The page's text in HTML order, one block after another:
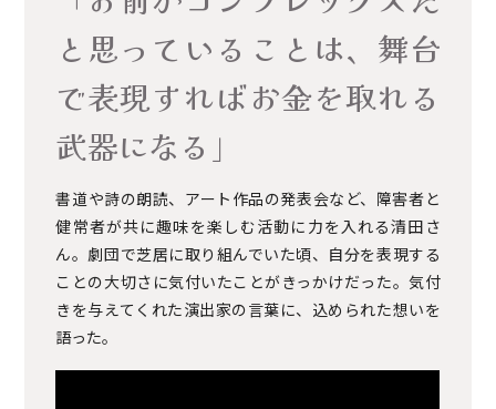
と思っていることは、舞台
で表現すればお金を取れる
武器になる」
書道や詩の朗読、アート作品の発表会など、障害者と
健常者が共に趣味を楽しむ活動に力を入れる清田さ
ん。劇団で芝居に取り組んでいた頃、自分を表現する
ことの大切さに気付いたことがきっかけだった。気付
きを与えてくれた演出家の言葉に、込められた想いを
語った。